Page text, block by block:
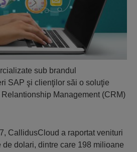
sub brandul
SAP şi clienţilor săi o soluţie
Management (CRM)
CallidusCloud a raportat venituri
dolari, dintre care 198 milioane